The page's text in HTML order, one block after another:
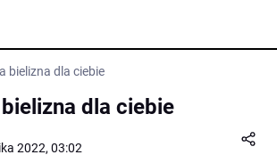
bielizna dla ciebie
dla ciebie
2022, 03:02